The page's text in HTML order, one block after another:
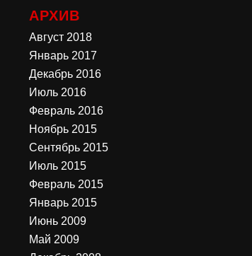
АРХИВ
Август 2018
Январь 2017
Декабрь 2016
Июль 2016
Февраль 2016
Ноябрь 2015
Сентябрь 2015
Июль 2015
Февраль 2015
Январь 2015
Июнь 2009
Май 2009